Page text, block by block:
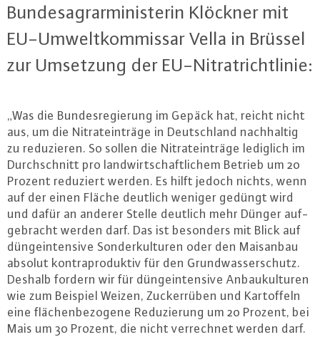
Bun­des­agrar­mi­nis­te­rin Klöckner mit
EU-Um­welt­kom­mis­sar Vella in Brüssel
zur Umsetzung der EU-Ni­tratricht­li­nie:
„Was die Bun­des­re­gie­rung im Gepäck hat, reicht nicht
aus, um die Ni­tratein­trä­ge in Deutsch­land nach­hal­tig
zu re­du­zie­ren. So sollen die Ni­tratein­trä­ge lediglich im
Durch­schnitt pro land­wirt­schaft­li­chem Betrieb um 20
Prozent reduziert werden. Es hilft jedoch nichts, wenn
auf der einen Fläche deutlich weniger gedüngt wird
und dafür an anderer Stelle deutlich mehr Dünger auf­
ge­bracht werden darf. Das ist besonders mit Blick auf
düng­ein­ten­si­ve Son­der­kul­tu­ren oder den Maisanbau
absolut kon­tra­pro­duk­tiv für den Grund­was­ser­schutz.
Deshalb fordern wir für düng­ein­ten­si­ve An­bau­kul­tu­ren
wie zum Beispiel Weizen, Zu­cker­rü­ben und Kar­tof­feln
eine flä­chen­be­zo­ge­ne Re­du­zie­rung um 20 Prozent, bei
Mais um 30 Prozent, die nicht ver­rech­net werden darf.